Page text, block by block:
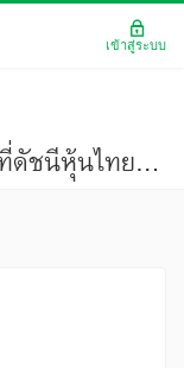
เงินบาทอ่อนค่าลงเล็กน้อย ขณะที่ดัชนีหุ้นไทยปิดลบต่อเนื่องจากสัปดาห์ก่อน
เข้าสู่ระบบ